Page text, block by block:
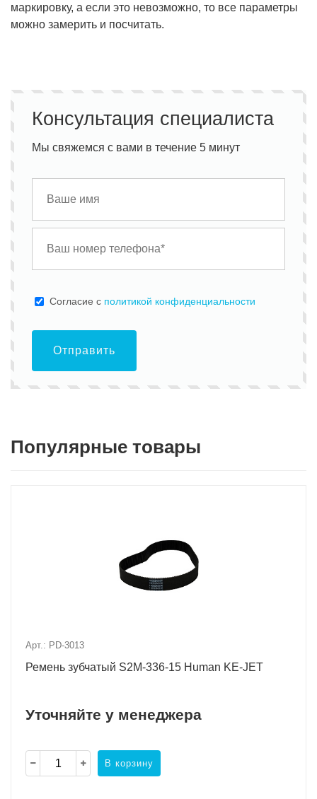
маркировку, а если это невозможно, то все параметры
можно замерить и посчитать.
Консультация специалиста
Мы свяжемся с вами в течение 5 минут
Cогласие с политикой конфиденциальности
Отправить
Популярные товары
Арт.: PD-3013
Ремень зубчатый S2M-336-15 Human KE-JET
Уточняйте у менеджера
В корзину